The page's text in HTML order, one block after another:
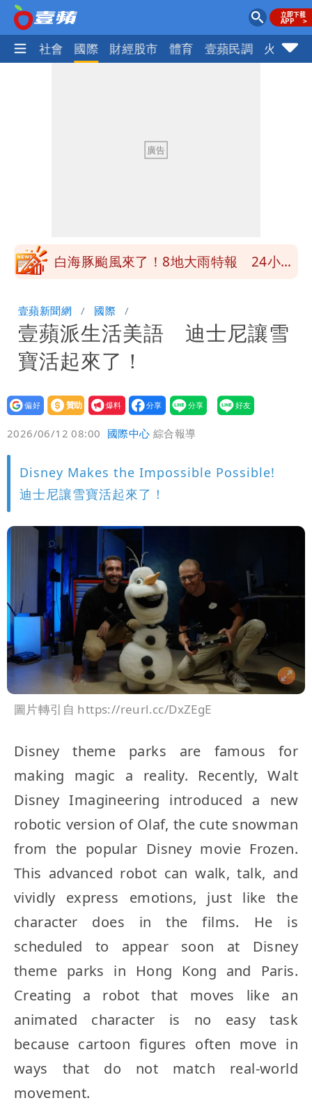
政治 社會 國際 財經股市 體育 壹蘋民調 火線話
原因「模仿超人力霸王」
買BNT遭詐10億元 王尚智疑「慈濟決
程
白海豚颱風來了！8地大雨特報 24小時
署：本島陸警機率低
男童躍下2.6米高台摔斷腳後跟 妹妹揭
原因「模仿超人力霸王」
買BNT遭詐10億元 王尚智疑「慈濟決
策高層牽涉其中」才不提告
壹蘋新聞網 國際
壹蘋派生活美語 迪士尼讓雪
寶活起來了！
設為
贊助
我要
爆料
2026/06/12 08:00 國際中心 綜合報導
Disney Makes the Impossible Possible!
迪士尼讓雪寶活起來了！
圖片轉引自 https://reurl.cc/DxZEgE
Disney theme parks are famous for
making magic a reality. Recently, Walt
Disney Imagineering introduced a new
robotic version of Olaf, the cute snowman
from the popular Disney movie Frozen.
This advanced robot can walk, talk, and
vividly express emotions, just like the
character does in the films. He is
scheduled to appear soon at Disney
theme parks in Hong Kong and Paris.
Creating a robot that moves like an
animated character is no easy task
because cartoon figures often move in
ways that do not match real-world
movement.